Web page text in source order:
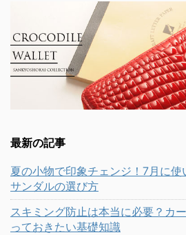
最新の記事
夏の小物で印象チェンジ！7月に使
サンダルの選び方
スキミング防止は本当に必要？カ
っておきたい基礎知識